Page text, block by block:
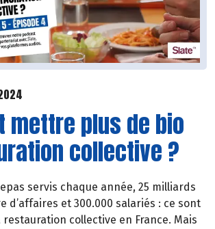
mettre plus de bio
collective ?
servis chaque année, 25 milliards
d’affaires et 300.000 salariés : ce sont
collective en France. Mais